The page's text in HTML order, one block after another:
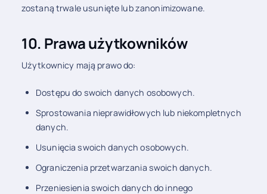
zostaną trwale usunięte lub zanonimizowane.
10. Prawa użytkowników
Użytkownicy mają prawo do:
Dostępu do swoich danych osobowych.
Sprostowania nieprawidłowych lub niekompletnych
danych.
Usunięcia swoich danych osobowych.
Ograniczenia przetwarzania swoich danych.
Przeniesienia swoich danych do innego